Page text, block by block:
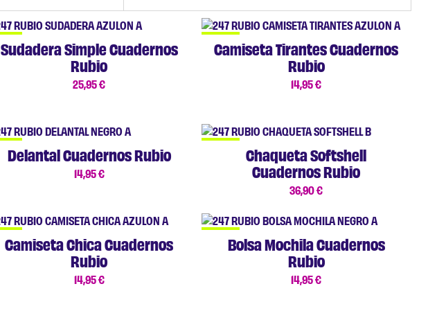
Sudadera Simple Cuadernos
Rubio
25,95€
Camiseta Tirantes Cuadernos
Rubio
14,95€
Delantal Cuadernos Rubio
14,95 €
Chaqueta Softshell
Cuadernos Rubio
36,90€
Camiseta Chica Cuadernos
Rubio
14,95 €
Bolsa Mochila Cuadernos
Rubio
14,95€